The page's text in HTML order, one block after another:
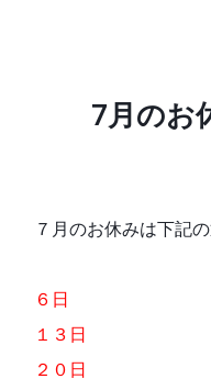
店舗案内
よくあるご質問
会社案内
7月のお
７月のお休みは下記の
６日
１３日
２０日